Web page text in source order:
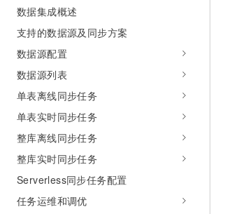
数据集成概述
支持的数据源及同步方案
数据源配置
数据源列表
单表离线同步任务
单表实时同步任务
整库离线同步任务
整库实时同步任务
Serverless同步任务配置
任务运维和调优
开发工具
迁移与运维管理